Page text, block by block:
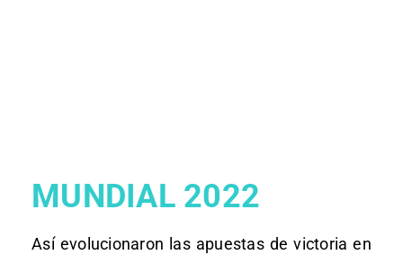
MUNDIAL 2022
Así evolucionaron las apuestas de victoria en